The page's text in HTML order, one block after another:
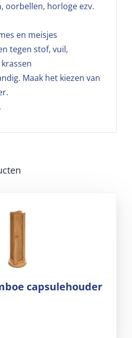
oorbellen, horloge ezv.
en meisjes
tegen stof, vuil,
Maak het kiezen van
capsulehouder